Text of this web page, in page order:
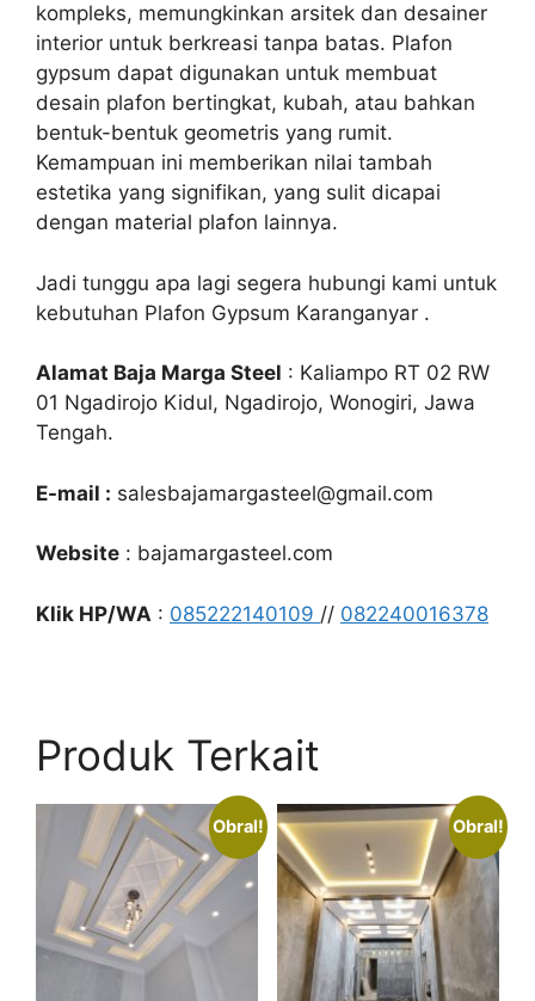
kompleks, memungkinkan arsitek dan desainer
interior untuk berkreasi tanpa batas. Plafon
gypsum dapat digunakan untuk membuat
desain plafon bertingkat, kubah, atau bahkan
bentuk-bentuk geometris yang rumit.
Kemampuan ini memberikan nilai tambah
estetika yang signifikan, yang sulit dicapai
dengan material plafon lainnya.
Jadi tunggu apa lagi segera hubungi kami untuk
kebutuhan Plafon Gypsum Karanganyar .
Alamat Baja Marga Steel : Kaliampo RT 02 RW
01 Ngadirojo Kidul, Ngadirojo, Wonogiri, Jawa
Tengah.
E-mail : salesbajamargasteel@gmail.com
Website : bajamargasteel.com
Klik HP/WA : 085222140109 // 082240016378
Produk Terkait
Obral! Obral!